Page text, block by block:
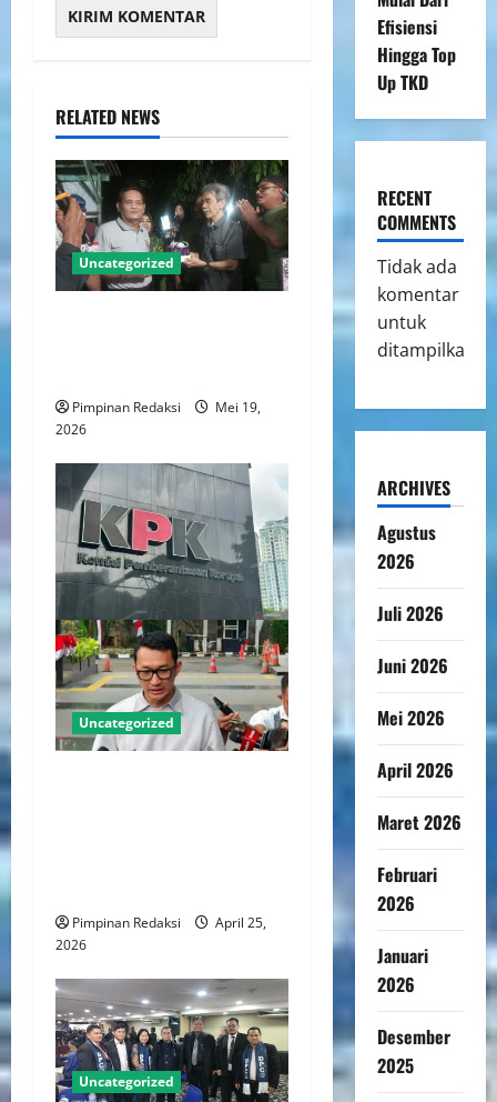
RELATED NEWS
Uncategorized
Pimpinan Redaksi
Mei 19,
2026
Uncategorized
Pimpinan Redaksi
April 25,
2026
Uncategorized
Efisiensi
Hingga Top
Up TKD
RECENT
COMMENTS
Tidak ada
komentar
untuk
ditampilkan.
ARCHIVES
Agustus
2026
Juli 2026
Juni 2026
Mei 2026
April 2026
Maret 2026
Februari
2026
Januari
2026
Desember
2025